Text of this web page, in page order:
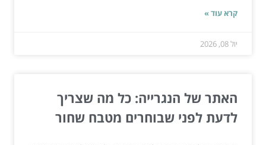
קרא עוד »
יול 08, 2026
האתר של הנגרייה: כל מה שצריך
לדעת לפני שבוחרים מטבח שחור